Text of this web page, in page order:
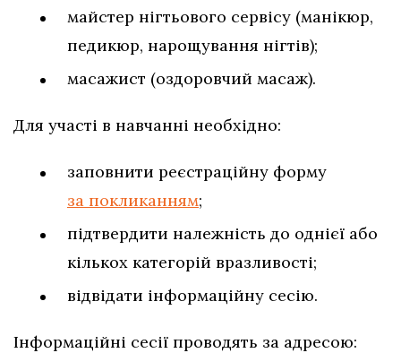
майстер нігтьового сервісу (манікюр,
педикюр, нарощування нігтів);
масажист (оздоровчий масаж).
Для участі в навчанні необхідно:
заповнити реєстраційну форму
за покликанням;
підтвердити належність до однієї або
кількох категорій вразливості;
відвідати інформаційну сесію.
Інформаційні сесії проводять за адресою: